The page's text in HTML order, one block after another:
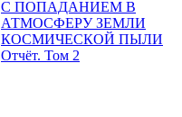
С ПОПАДАНИЕМ В
АТМОСФЕРУ ЗЕМЛИ
КОСМИЧЕСКОЙ ПЫЛИ
Отчёт. Том 2